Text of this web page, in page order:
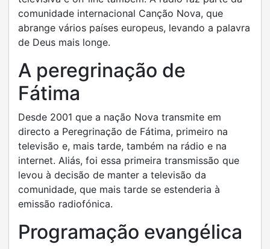
comunidade internacional Canção Nova, que
abrange vários países europeus, levando a palavra
de Deus mais longe.
A peregrinação de
Fátima
Desde 2001 que a nação Nova transmite em
directo a Peregrinação de Fátima, primeiro na
televisão e, mais tarde, também na rádio e na
internet. Aliás, foi essa primeira transmissão que
levou à decisão de manter a televisão da
comunidade, que mais tarde se estenderia à
emissão radiofónica.
Programação evangélica